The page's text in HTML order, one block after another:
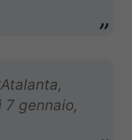
7 gennaio,